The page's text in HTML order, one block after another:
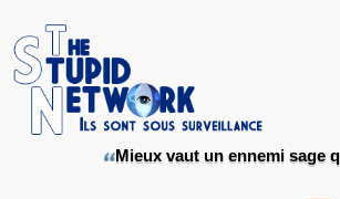
Mieux vaut un ennemi sage